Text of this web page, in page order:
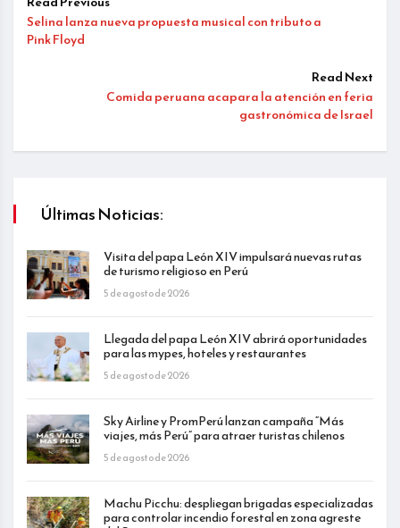
Selina lanza nueva propuesta musical con tributo a
Pink Floyd
Read Next
Comida peruana acapara la atención en feria
gastronómica de Israel
Últimas Noticias:
Visita del papa León XIV impulsará nuevas rutas
de turismo religioso en Perú
5 de agosto de 2026
Llegada del papa León XIV abrirá oportunidades
para las mypes, hoteles y restaurantes
5 de agosto de 2026
Sky Airline y PromPerú lanzan campaña “Más
viajes, más Perú” para atraer turistas chilenos
5 de agosto de 2026
Machu Picchu: despliegan brigadas especializadas
para controlar incendio forestal en zona agreste